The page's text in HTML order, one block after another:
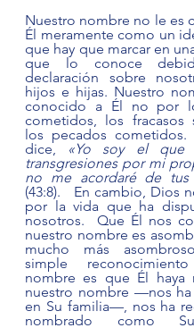
Nuestro nombre no le es
Él meramente como un
que hay que marcar en
que lo conoce
declaración sobre
hijos e hijas. Nuestro
conocido a Él no por
cometidos, los fracasos
los pecados cometidos.
dice, «Yo soy el que
transgresiones por mi
no me acordaré de tus
(43:8).   En cambio, Dios
por la vida que ha
nosotros.  Que Él nos
nuestro nombre es
mucho más
simple
nombre es que Él haya
nuestro nombre —nos
en Su familia—, nos ha
nombrado como